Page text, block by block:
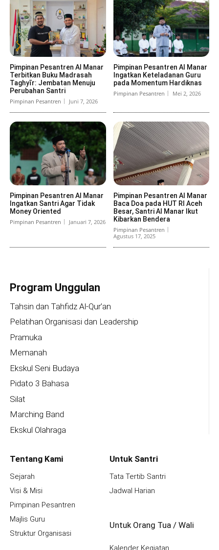
Pimpinan Pesantren Al Manar
Terbitkan Buku Madrasah
Taghyīr: Jembatan Menuju
Perubahan Santri
Pimpinan Pesantren Juni 7, 2026
Pimpinan Pesantren Al Manar
Ingatkan Keteladanan Guru
pada Momentum Hardiknas
Pimpinan Pesantren Mei 2, 2026
Pimpinan Pesantren Al Manar
Ingatkan Santri Agar Tidak
Money Oriented
Pimpinan Pesantren Januari 7, 2026
Pimpinan Pesantren Al Manar
Baca Doa pada HUT RI Aceh
Besar, Santri Al Manar Ikut
Kibarkan Bendera
Pimpinan Pesantren
Agustus 17, 2025
Program Unggulan
Tahsin dan Tahfidz Al-Qur’an
Pelatihan Organisasi dan Leadership
Pramuka
Memanah
Ekskul Seni Budaya
Pidato 3 Bahasa
Silat
Marching Band
Ekskul Olahraga
Tentang Kami
Sejarah
Visi & Misi
Pimpinan Pesantren
Majlis Guru
Struktur Organisasi
Untuk Santri
Tata Tertib Santri
Jadwal Harian
Untuk Orang Tua / Wali
Kalender Kegiatan